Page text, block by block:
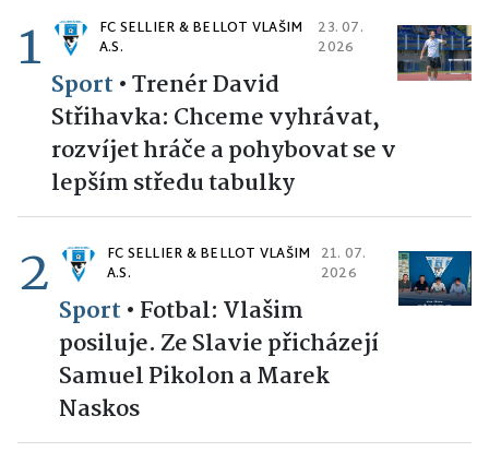
1
FC SELLIER & BELLOT VLAŠIM
A.S.
23. 07.
2026
Sport •Trenér David
Střihavka: Chceme vyhrávat,
rozvíjet hráče a pohybovat se v
lepším středu tabulky
2
FC SELLIER & BELLOT VLAŠIM
A.S.
21. 07.
2026
Sport • Fotbal: Vlašim
posiluje. Ze Slavie přicházejí
Samuel Pikolon a Marek
Naskos